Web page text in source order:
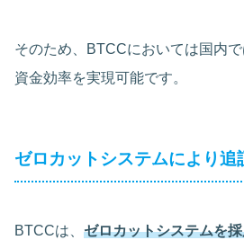
そのため、BTCCにおいては国内
資金効率を実現可能です。
ゼロカットシステムにより追
BTCCは、 ゼロカットシステムを